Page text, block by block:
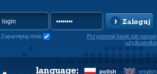
Zaloguj
Zapamiętaj mnie
Przypomnij hasło lub nazwę
użytkownika
polish english
language: